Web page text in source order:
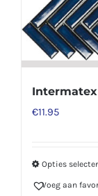
€11.95
Opties
Voeg aan